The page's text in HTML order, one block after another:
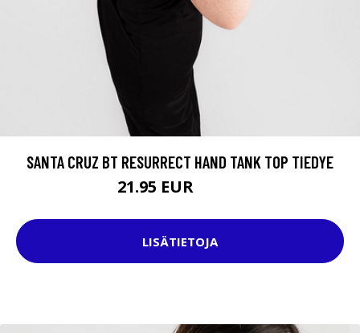
SANTA CRUZ BT RESURRECT HAND TANK TOP TIEDYE
21.95 EUR
LISÄTIETOJA